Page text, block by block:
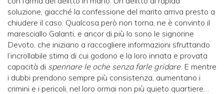
soluzione, giacché la confessione del marito arriva presto a
chiudere il caso. Qualcosa però non torna, ne è convinto il
maresciallo Galanti, e ancor di più lo sono le signorine
Devoto, che iniziano a raccogliere informazioni sfruttando
l’incrollabile stima di cui godono e la loro innata e provata
capacità di spennare le oche senza farle gridare. E mentre
i dubbi prendono sempre più consistenza, aumentano i
crimini e i pericoli, nel loro ormai non più quieto quartiere…